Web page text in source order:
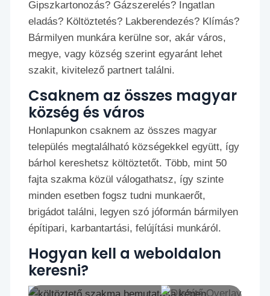
Gipszkartonozás? Gázszerelés? Ingatlan
eladás? Költöztetés? Lakberendezés? Klímás?
Bármilyen munkára kerülne sor, akár város,
megye, vagy község szerint egyaránt lehet
szakit, kivitelező partnert találni.
Csaknem az összes magyar
község és város
Honlapunkon csaknem az összes magyar
település megtalálható községekkel együtt, így
bárhol kereshetsz költöztetőt. Több, mint 50
fajta szakma közül válogathatsz, így szinte
minden esetben fogsz tudni munkaerőt,
brigádot találni, legyen szó jóformán bármilyen
építipari, karbantartási, felújítási munkáról.
Hogyan kell a weboldalon
keresni?